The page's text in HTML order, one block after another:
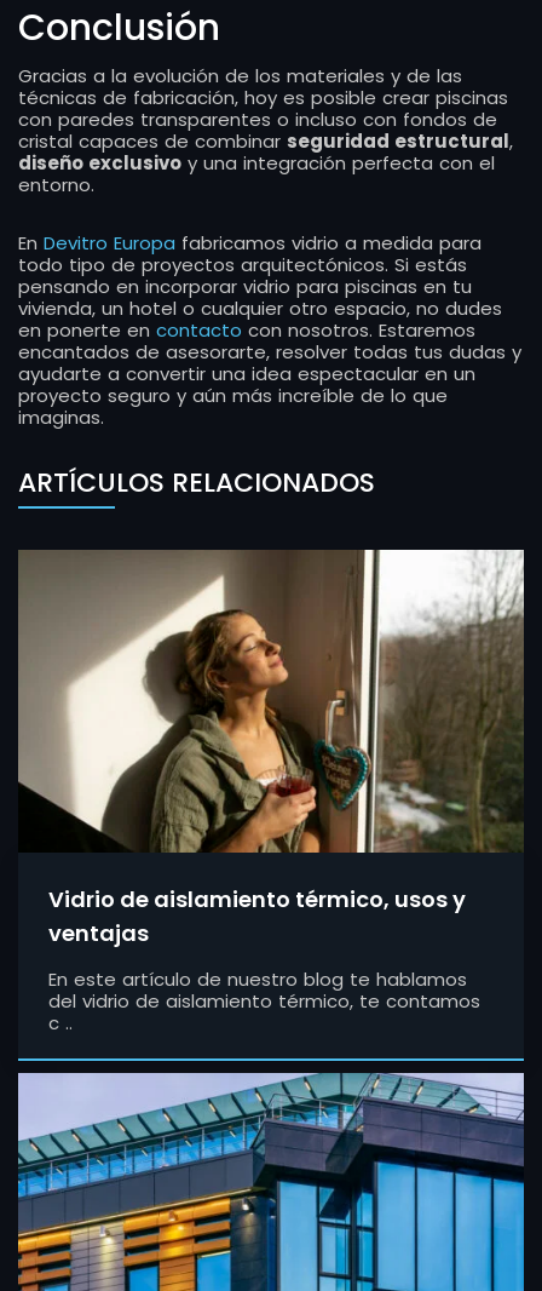
Conclusión
Gracias a la evolución de los materiales y de las
técnicas de fabricación, hoy es posible crear piscinas
con paredes transparentes o incluso con fondos de
cristal capaces de combinar seguridad estructural,
diseño exclusivo y una integración perfecta con el
entorno.
En Devitro Europa fabricamos vidrio a medida para
todo tipo de proyectos arquitectónicos. Si estás
pensando en incorporar vidrio para piscinas en tu
vivienda, un hotel o cualquier otro espacio, no dudes
en ponerte en contacto con nosotros. Estaremos
encantados de asesorarte, resolver todas tus dudas y
ayudarte a convertir una idea espectacular en un
proyecto seguro y aún más increíble de lo que
imaginas.
ARTÍCULOS RELACIONADOS
Vidrio de aislamiento térmico, usos y
ventajas
En este artículo de nuestro blog te hablamos
del vidrio de aislamiento térmico, te contamos
c ..